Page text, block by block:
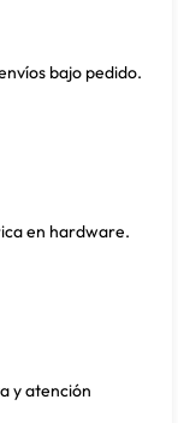
bajo pedido.
en hardware.
y atención